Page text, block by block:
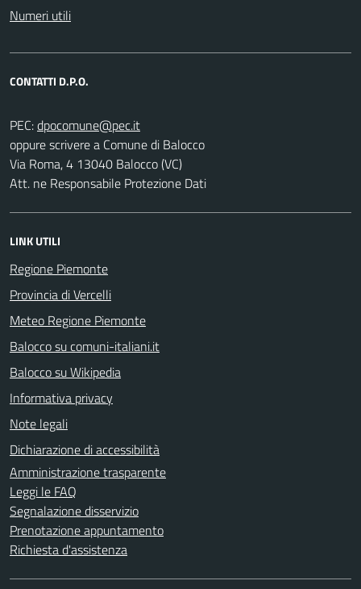
Numeri utili
CONTATTI D.P.O.
PEC:
oppure scrivere a Comune di Balocco
Via Roma, 4 13040 Balocco (VC)
Att. ne Responsabile Protezione Dati
LINK UTILI
Regione Piemonte
Provincia di Vercelli
Meteo Regione Piemonte
Balocco su comuni-italiani.it
Balocco su Wikipedia
Informativa privacy
Note legali
Dichiarazione di accessibilità
Amministrazione trasparente
Leggi le FAQ
Segnalazione disservizio
Prenotazione appuntamento
Richiesta d'assistenza